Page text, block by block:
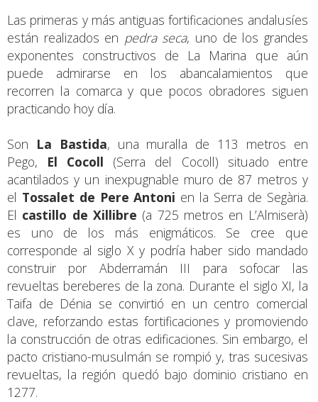
Las primeras y más antiguas fortificaciones andalusíes
están realizados en pedra seca, uno de los grandes
exponentes constructivos de La Marina que aún
puede admirarse en los abancalamientos que
recorren la comarca y que pocos obradores siguen
practicando hoy día.
Son La Bastida, una muralla de 113 metros en
Pego, El Cocoll (Serra del Cocoll) situado entre
acantilados y un inexpugnable muro de 87 metros y
el Tossalet de Pere Antoni en la Serra de Segària.
El castillo de Xillibre (a 725 metros en L’Almiserà)
es uno de los más enigmáticos. Se cree que
corresponde al siglo X y podría haber sido mandado
construir por Abderramán III para sofocar las
revueltas bereberes de la zona. Durante el siglo XI, la
Taifa de Dénia se convirtió en un centro comercial
clave, reforzando estas fortificaciones y promoviendo
la construcción de otras edificaciones. Sin embargo, el
pacto cristiano-musulmán se rompió y, tras sucesivas
revueltas, la región quedó bajo dominio cristiano en
1277.